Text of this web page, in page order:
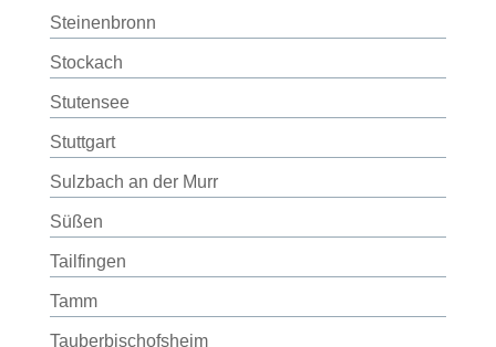
Steinenbronn
Stockach
Stutensee
Stuttgart
Sulzbach an der Murr
Süßen
Tailfingen
Tamm
Tauberbischofsheim